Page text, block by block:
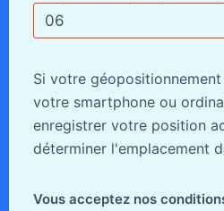
Si votre
votre smartphone ou
enregistrer votre position
déterminer l'emplacement
Vous acceptez nos